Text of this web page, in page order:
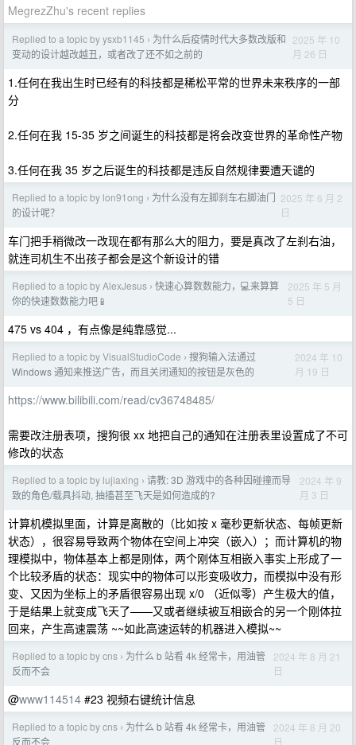
MegrezZhu's recent replies
Replied to a topic by ysxb1145 › 为什么后疫情时代大多数改版和
变动的设计越改越丑，或者改了还不如之前的
2025 年 10
月 26 日
1.任何在我出生时已经有的科技都是稀松平常的世界未来秩序的一部
分
2.任何在我 15-35 岁之间诞生的科技都是将会改变世界的革命性产物
3.任何在我 35 岁之后诞生的科技都是违反自然规律要遭天谴的
Replied to a topic by lon91ong › 为什么没有左脚刹车右脚油门
的设计呢？
2025 年 6 月 2
日
车门把手稍微改一改现在都有那么大的阻力，要是真改了左刹右油，
就连司机生不出孩子都会是这个新设计的错
Replied to a topic by AlexJesus › 快速心算数数能力，💻来算算
你的快速数数能力吧📱
2025 年 5 月
5 日
475 vs 404 ，有点像是纯靠感觉...
Replied to a topic by VisualStudioCode › 搜狗输入法通过
Windows 通知来推送广告，而且关闭通知的按钮是灰色的
2024 年 10
月 19 日
https://www.bilibili.com/read/cv36748485/
需要改注册表项，搜狗很 xx 地把自己的通知在注册表里设置成了不可
修改的状态
Replied to a topic by lujiaxing › 请教: 3D 游戏中的各种因碰撞而导
致的角色/载具抖动, 抽搐甚至飞天是如何造成的?
2024 年 9
月 3 日
计算机模拟里面，计算是离散的（比如按 x 毫秒更新状态、每帧更新
状态），很容易导致两个物体在空间上冲突（嵌入）；而计算机的物
理模拟中，物体基本上都是刚体，两个刚体互相嵌入事实上形成了一
个比较矛盾的状态：现实中的物体可以形变吸收力，而模拟中没有形
变、又因为坐标上的矛盾很容易出现 x/0 （近似零）产生极大的值，
于是结果上就变成飞天了——又或者继续被互相嵌合的另一个刚体拉
回来，产生高速震荡 ~~如此高速运转的机器进入模拟~~
Replied to a topic by cns › 为什么 b 站看 4k 经常卡，用油管
反而不会
2024 年 8 月 21
日
@www114514 #23 视频右键统计信息
Replied to a topic by cns › 为什么 b 站看 4k 经常卡，用油管
反而不会
2024 年 8 月 20
日